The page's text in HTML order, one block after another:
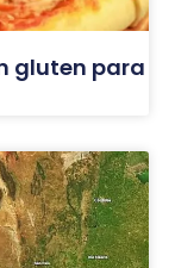
gluten para